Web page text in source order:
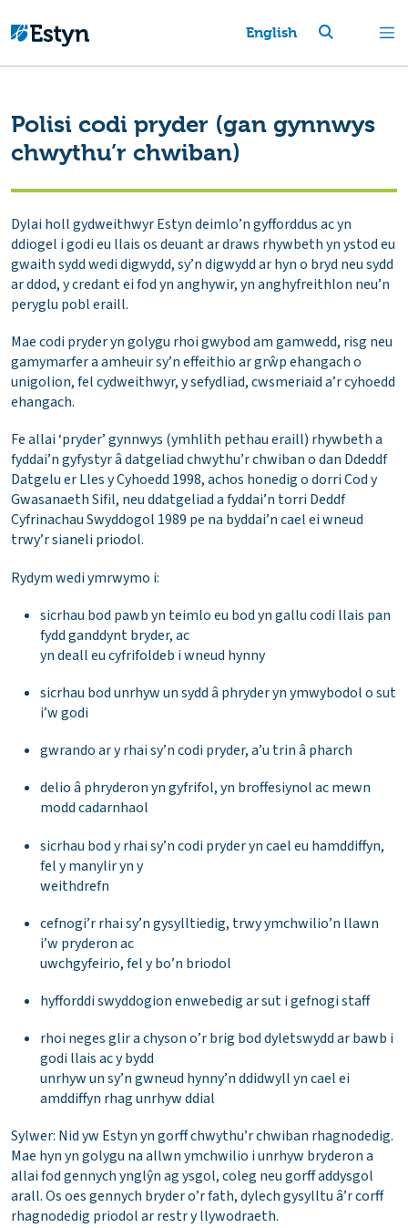
English
Polisi codi pryder (gan gynnwys
chwythu’r chwiban)
Dylai holl gydweithwyr Estyn deimlo’n gyfforddus ac yn
ddiogel i godi eu llais os deuant ar draws rhywbeth yn ystod eu
gwaith sydd wedi digwydd, sy’n digwydd ar hyn o bryd neu sydd
ar ddod, y credant ei fod yn anghywir, yn anghyfreithlon neu’n
peryglu pobl eraill.
Mae codi pryder yn golygu rhoi gwybod am gamwedd, risg neu
gamymarfer a amheuir sy’n effeithio ar grŵp ehangach o
unigolion, fel cydweithwyr, y sefydliad, cwsmeriaid a’r cyhoedd
ehangach.
Fe allai ‘pryder’ gynnwys (ymhlith pethau eraill) rhywbeth a
fyddai’n gyfystyr â datgeliad chwythu’r chwiban o dan Ddeddf
Datgelu er Lles y Cyhoedd 1998, achos honedig o dorri Cod y
Gwasanaeth Sifil, neu ddatgeliad a fyddai’n torri Deddf
Cyfrinachau Swyddogol 1989 pe na byddai’n cael ei wneud
trwy’r sianeli priodol.
Rydym wedi ymrwymo i:
sicrhau bod pawb yn teimlo eu bod yn gallu codi llais pan
fydd ganddynt bryder, ac
yn deall eu cyfrifoldeb i wneud hynny
sicrhau bod unrhyw un sydd â phryder yn ymwybodol o sut
i’w godi
gwrando ar y rhai sy’n codi pryder, a’u trin â pharch
delio â phryderon yn gyfrifol, yn broffesiynol ac mewn
modd cadarnhaol
sicrhau bod y rhai sy’n codi pryder yn cael eu hamddiffyn,
fel y manylir yn y
weithdrefn
cefnogi’r rhai sy’n gysylltiedig, trwy ymchwilio’n llawn
i’w pryderon ac
uwchgyfeirio, fel y bo’n briodol
hyfforddi swyddogion enwebedig ar sut i gefnogi staff
rhoi neges glir a chyson o’r brig bod dyletswydd ar bawb i
godi llais ac y bydd
unrhyw un sy’n gwneud hynny’n ddidwyll yn cael ei
amddiffyn rhag unrhyw ddial
Sylwer: Nid yw Estyn yn gorff chwythu’r chwiban rhagnodedig.
Mae hyn yn golygu na allwn ymchwilio i unrhyw bryderon a
allai fod gennych ynglŷn ag ysgol, coleg neu gorff addysgol
arall. Os oes gennych bryder o’r fath, dylech gysylltu â’r corff
rhagnodedig priodol ar restr y llywodraeth.